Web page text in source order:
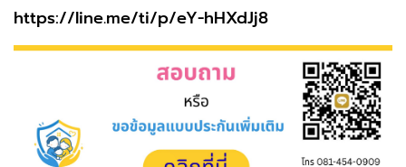
https://line.me/ti/p/eY-hHXdJj8